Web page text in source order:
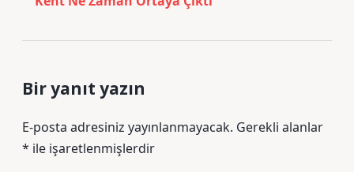
Bir yanıt yazın
E-posta adresiniz yayınlanmayacak. Gerekli alanlar
* ile işaretlenmişlerdir